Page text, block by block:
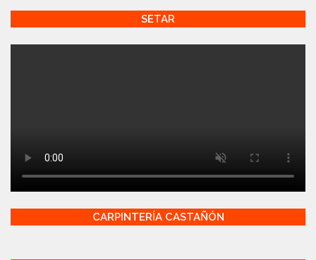
SETAR
CARPINTERÍA CASTAÑÓN